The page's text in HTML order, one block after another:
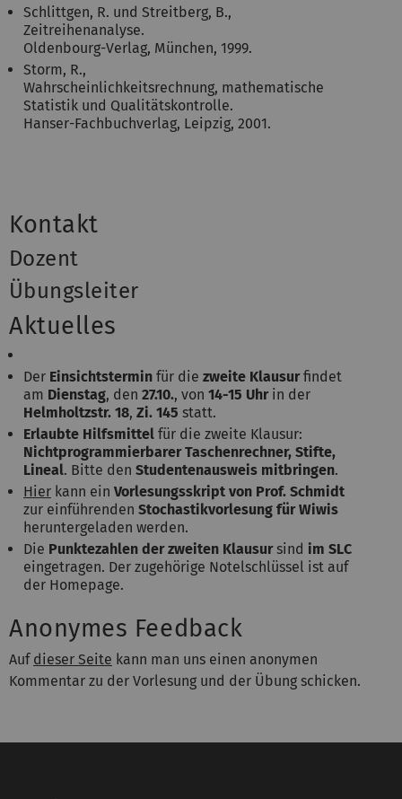
Schlittgen, R. und Streitberg, B.,
Zeitreihenanalyse.
Oldenbourg-Verlag, München, 1999.
Storm, R.,
Wahrscheinlichkeitsrechnung, mathematische
Statistik und Qualitätskontrolle.
Hanser-Fachbuchverlag, Leipzig, 2001.
Kontakt
Dozent
Übungsleiter
Aktuelles
Der Einsichtstermin für die zweite Klausurfindet
am Dienstag, den 27.10., von 14-15 Uhrin der
Helmholtzstr. 18, Zi. 145 statt.
Erlaubte Hilfsmittel für die zweite Klausur:
Nichtprogrammierbarer Taschenrechner, Stifte,
Lineal. Bitte den Studentenausweis mitbringen.
Hier kann ein Vorlesungsskript von Prof. Schmidt
zur einführenden Stochastikvorlesung für Wiwis
heruntergeladen werden.
Die Punktezahlen der zweiten Klausursind im SLC
eingetragen. Der zugehörige Notelschlüssel ist auf
der Homepage.
Anonymes Feedback
Auf dieser Seite kann man uns einen anonymen
Kommentar zu der Vorlesung und der Übung schicken.